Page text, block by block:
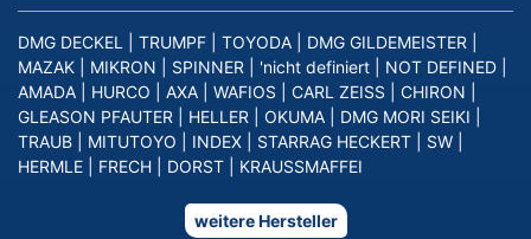
DMG DECKEL TRUMPF TOYODA DMG GILDEMEISTER
MAZAK
MIKRON SPINNER 'nicht definiert NOT DEFINED
AMADA
HURCO AXA WAFIOS CARL ZEISS CHIRON
GLEASON PFAUTER
HELLER OKUMA DMG MORI SEIKI
TRAUB
MITUTOYO INDEX STARRAG HECKERT SW
HERMLE
FRECH DORST KRAUSSMAFFEI
weitere Hersteller